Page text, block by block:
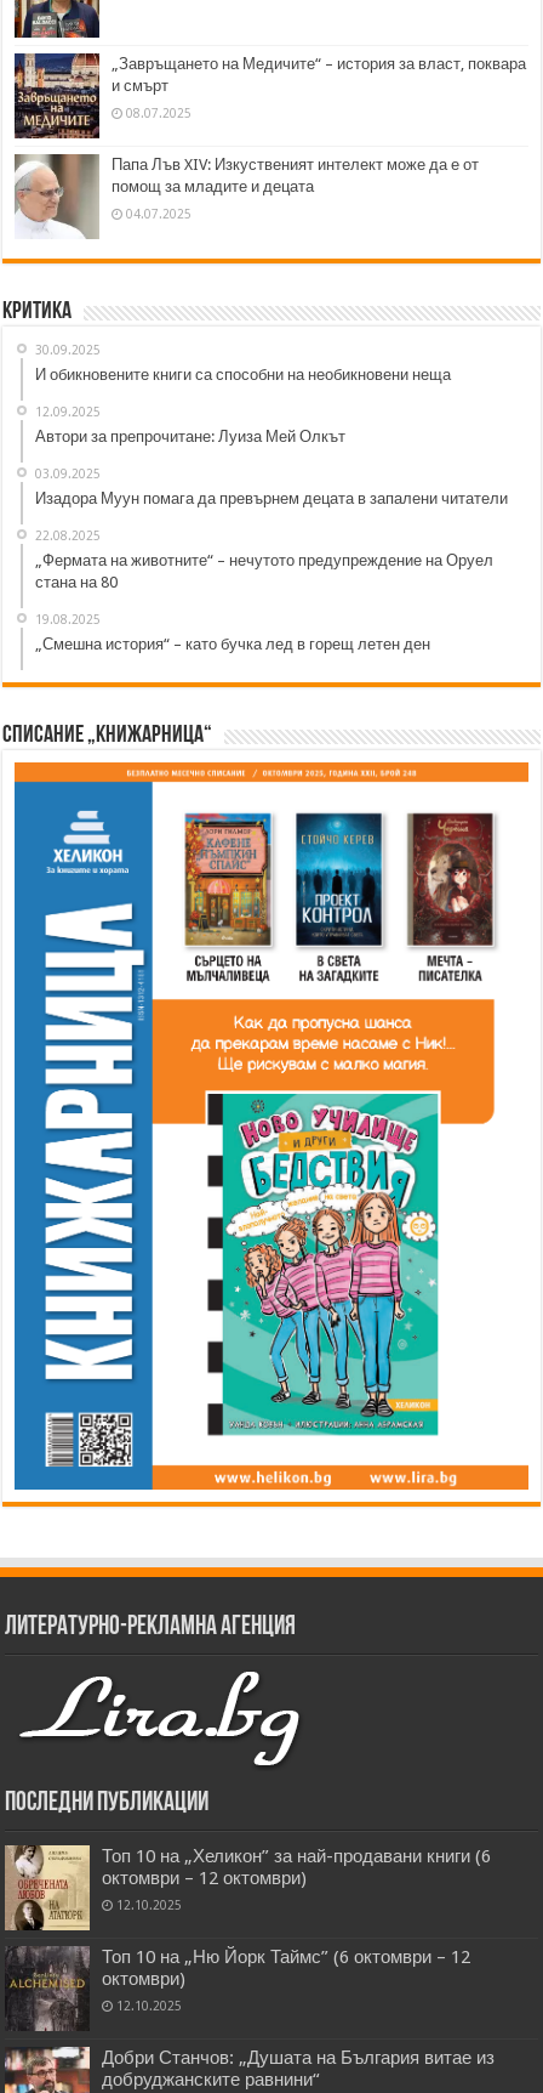
„Завръщането на Медичите“ – история за власт, поквара
и смърт
08.07.2025
Папа Лъв XIV: Изкуственият интелект може да е от
помощ за младите и децата
04.07.2025
Критика
30.09.2025
И обикновените книги са способни на необикновени неща
12.09.2025
Автори за препрочитане: Луиза Мей Олкът
03.09.2025
Изадора Муун помага да превърнем децата в запалени читатели
22.08.2025
„Фермата на животните“ – нечутото предупреждение на Оруел
стана на 80
19.08.2025
„Смешна история“ – като бучка лед в горещ летен ден
Списание „Книжарница“
Литературно-рекламна агенция
Последни публикации
Топ 10 на „Хеликон” за най-продавани книги (6
октомври – 12 октомври)
12.10.2025
Топ 10 на „Ню Йорк Таймс” (6 октомври – 12
октомври)
12.10.2025
Добри Станчов: „Душата на България витае из
добруджанските равнини“